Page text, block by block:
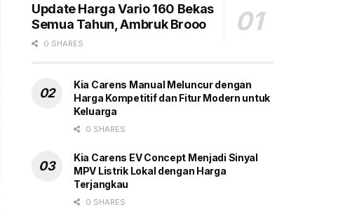
Update Harga Vario 160 Bekas
Semua Tahun, Ambruk Brooo
0 SHARES
Kia Carens Manual Meluncur dengan
Harga Kompetitif dan Fitur Modern untuk
Keluarga
0 SHARES
Kia Carens EV Concept Menjadi Sinyal
MPV Listrik Lokal dengan Harga
Terjangkau
0 SHARES